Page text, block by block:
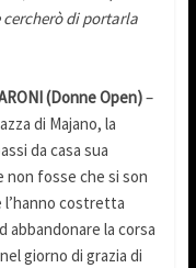
cercherò di portarla
(Donne Open)–
di Majano, la
da casa sua
non fosse che si son
l’hanno costretta
abbandonare la corsa
giorno di grazia di